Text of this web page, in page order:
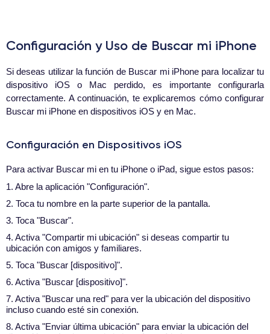
Configuración y Uso de Buscar mi iPhone
Si deseas utilizar la función de Buscar mi iPhone para localizar tu
dispositivo iOS o Mac perdido, es importante configurarla
correctamente. A continuación, te explicaremos cómo configurar
Buscar mi iPhone en dispositivos iOS y en Mac.
Configuración en Dispositivos iOS
Para activar Buscar mi en tu iPhone o iPad, sigue estos pasos:
1. Abre la aplicación "Configuración".
2. Toca tu nombre en la parte superior de la pantalla.
3. Toca "Buscar".
4. Activa "Compartir mi ubicación" si deseas compartir tu
ubicación con amigos y familiares.
5. Toca "Buscar [dispositivo]".
6. Activa "Buscar [dispositivo]".
7. Activa "Buscar una red" para ver la ubicación del dispositivo
incluso cuando esté sin conexión.
8. Activa "Enviar última ubicación" para enviar la ubicación del